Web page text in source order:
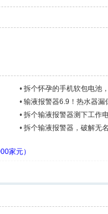
• 拆个怀孕的手机软包电池
• 输液报警器6.9！热水器漏
• 拆个输液报警器测下工作
• 拆个输液报警器，破解无
家元）